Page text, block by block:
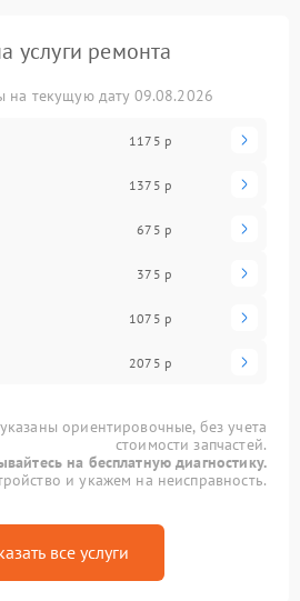
услуги ремонта
на текущую дату 09.08.2026
1175 р
1375 р
675 р
375 р
1075 р
2075 р
ориентировочные, без учета
стоимости запчастей.
на бесплатную диагностику.
и укажем на неисправность.
все услуги